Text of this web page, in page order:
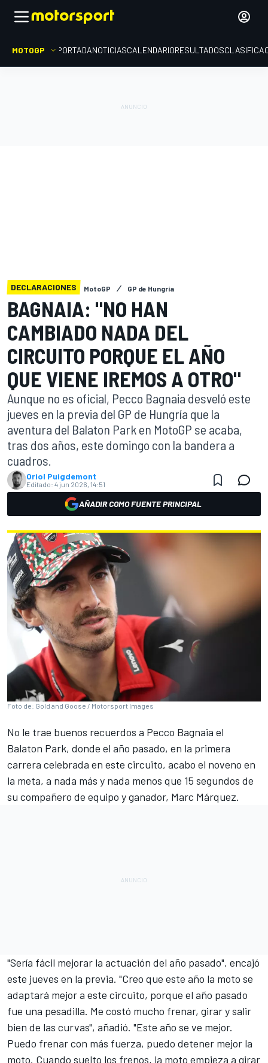
MOTOGP PORTADANOTICIASCALENDARIORESULTADOS
DECLARACIONES MotoGP GP de Hungría
BAGNAIA: "NO HAN
CAMBIADO NADA DEL
CIRCUITO PORQUE EL AÑO
QUE VIENE IREMOS A OTRO"
Aunque no es oficial, Pecco Bagnaia desveló este
jueves en la previa del GP de Hungría que la
aventura del Balaton Park en MotoGP se acaba,
tras dos años, este domingo con la bandera a
cuadros.
Oriol Puigdemont
Editado: 4 jun 2026, 14:51
AÑADIR COMO FUENTE PRINCIPAL
Foto de: Gold and Goose / Motorsport Images
No le trae buenos recuerdos a Pecco Bagnaia el
Balaton Park, donde el año pasado, en la primera
carrera celebrada en este circuito, acabo el noveno en
la meta, a nada más y nada menos que 15 segundos de
su compañero de equipo y ganador, Marc Márquez.
"Sería fácil mejorar la actuación del año pasado", encajó
este jueves en la previa. "Creo que este año la moto se
adaptará mejor a este circuito, porque el año pasado
fue una pesadilla. Me costó mucho frenar, girar y salir
bien de las curvas", añadió. "Este año se ve mejor.
Puedo frenar con más fuerza, puedo detener mejor la
moto. Cuando suelto los frenos, la moto empieza a girar